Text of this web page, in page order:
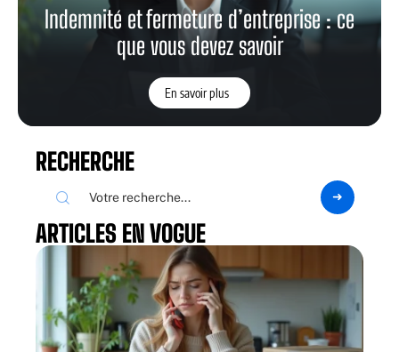
Indemnité et fermeture d’entreprise : ce
que vous devez savoir
En savoir plus
RECHERCHE
ARTICLES EN VOGUE